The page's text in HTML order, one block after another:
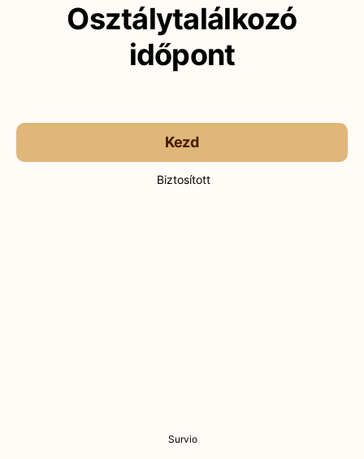
Osztálytalálkozó
időpont
Kezd
Biztosított
Survio